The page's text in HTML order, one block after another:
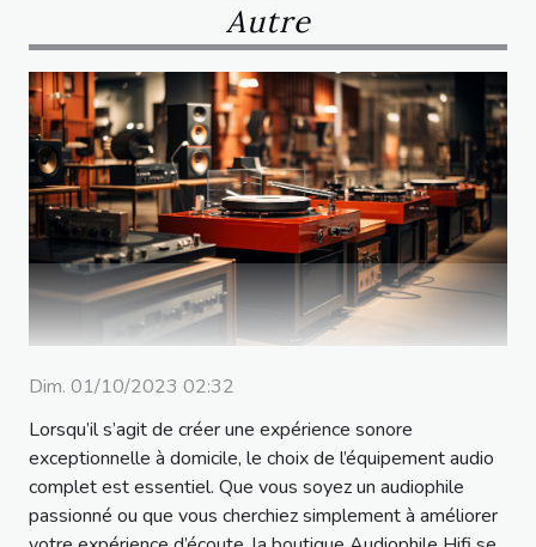
Autre
Dim. 01/10/2023 02:32
Lorsqu’il s’agit de créer une expérience sonore
exceptionnelle à domicile, le choix de l’équipement audio
complet est essentiel. Que vous soyez un audiophile
passionné ou que vous cherchiez simplement à améliorer